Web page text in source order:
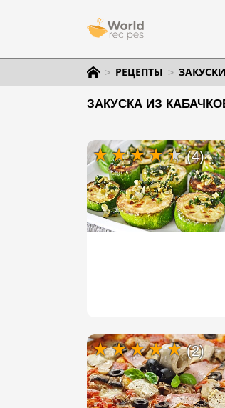
РЕЦЕПТЫ ЗАКУСКИ
ЗАКУСКА ИЗ
(4)
(2)